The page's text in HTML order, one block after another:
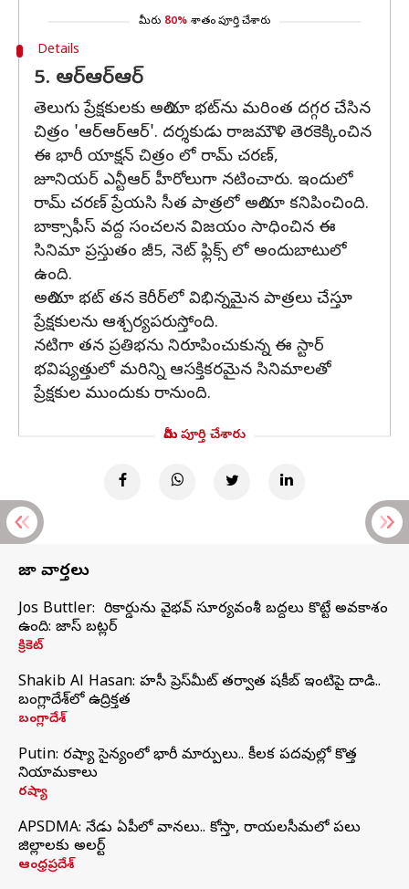
మీరు 80% శాతం పూర్తి చేశారు
Details
5. ఆర్ఆర్ఆర్
తెలుగు ప్రేక్షకులకు అలియా భట్‌ను మరింత దగ్గర చేసిన
చిత్రం 'ఆర్ఆర్ఆర్'. దర్శకుడు రాజ‌మౌళి తెరకెక్కించిన
ఈ భారీ యాక్షన్ చిత్రం లో రామ్ చ‌ర‌ణ్,
జూనియ‌ర్ ఎన్టీఆర్ హీరోలుగా నటించారు. ఇందులో
రామ్ చరణ్ ప్రేయసి సీత పాత్రలో అలియా కనిపించింది.
బాక్సాఫీస్ వద్ద సంచలన విజయం సాధించిన ఈ
సినిమా ప్రస్తుతం జీ5, నెట్ ఫ్లిక్స్ లో అందుబాటులో
ఉంది.
అలియా భట్ తన కెరీర్‌లో విభిన్నమైన పాత్రలు చేస్తూ
ప్రేక్షకులను ఆశ్చర్యప‌రుస్తోంది.
నటిగా తన ప్రతిభను నిరూపించుకున్న ఈ స్టార్
భవిష్యత్తులో మరిన్ని ఆసక్తికరమైన సినిమాలతో
ప్రేక్షకుల ముందుకు రానుంది.
మీరు పూర్తి చేశారు
తాజా వార్తలు
Jos Buttler: నా రికార్డును వైభవ్ సూర్యవంశీ బద్దలు కొట్టే అవకాశం
ఉంది: జాస్ బట్లర్
క్రికెట్
Shakib Al Hasan: హసీనా ప్రెస్‌మీట్‌ తర్వాత షకీబ్‌ ఇంటిపై దాడి..
బంగ్లాదేశ్‌లో ఉద్రిక్తత
బంగ్లాదేశ్
Putin: రష్యా సైన్యంలో భారీ మార్పులు.. కీలక పదవుల్లో కొత్త
నియామకాలు
రష్యా
APSDMA: నేడు ఏపీలో వానలు.. కోస్తా, రాయలసీమలో పలు
జిల్లాలకు అలర్ట్
ఆంధ్రప్రదేశ్